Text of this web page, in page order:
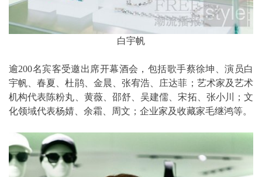
白宇帆
逾200名宾客受邀出席开幕酒会，包括歌手蔡徐坤、演员白
宇帆、春夏、杜鹃、金晨、张宥浩、庄达菲；艺术家及艺术
机构代表陈粉丸、黄薇、邵舒、吴建儒、宋拓、张小川；文
化领域代表杨婧、余霜、周文；企业家及收藏家毛继鸿等。